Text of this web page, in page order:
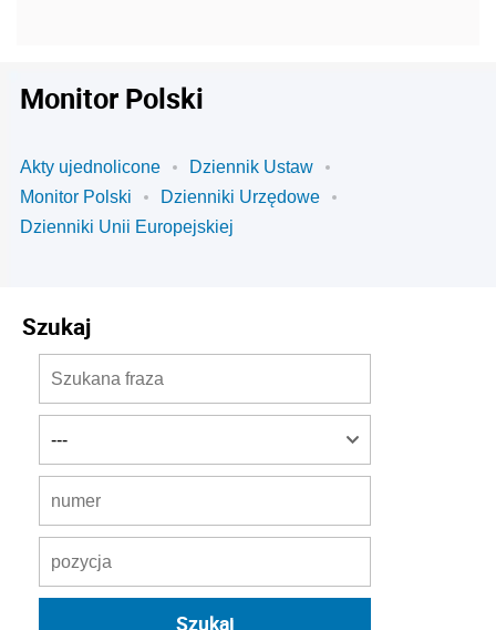
Monitor Polski
Akty ujednolicone
Dziennik Ustaw
Monitor Polski
Dzienniki Urzędowe
Dzienniki Unii Europejskiej
Szukaj